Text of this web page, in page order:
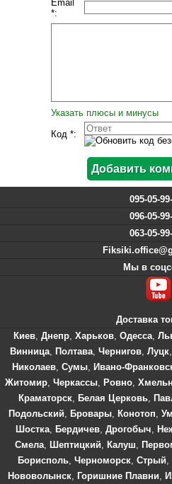
Email
*:
Указать плюсы и минусы
Код *:
095-05-
096-05-
063-05-
Мы в
Доставка
Киев, Днепр, Харьков, Одесса,
Винница, Полтава, Чернигов, Луцк,
Николаев, Сумы, Ивано-
Житомир, Черкассы, Ровно,
Краматорск, Белая Церковь,
Подольский, Бровары, Конотоп,
Шостка, Бердичев, Дрогобыч,
Смела, Шептицкий, Калуш,
Борисполь, Черноморск, Стрый,
Нововолынск, Горишние Плавни,